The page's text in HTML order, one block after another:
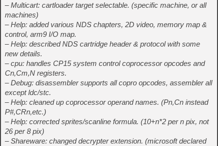
– Multicart: cartloader target selectable. (specific machine, or all
machines)
– Help: added various NDS chapters, 2D video, memory map &
control, arm9 I/O map.
– Help: described NDS cartridge header & protocol with some
new details.
– cpu: handles CP15 system control coprocessor opcodes and
Cn,Cm,N registers.
– Debug: disassembler supports all copro opcodes, assembler all
except ldc/stc.
– Help: cleaned up coprocessor operand names. (Pn,Cn instead
P#,CRn,etc.)
– Help: corrected sprites/scanline formula. (10+n*2 per n pix, not
26 per 8 pix)
– Shareware: changed decrypter extension. (microsoft declared